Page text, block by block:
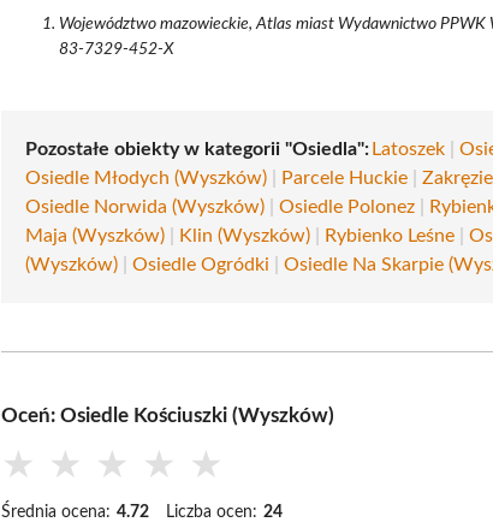
Województwo mazowieckie, Atlas miast Wydawnictwo
83-7329-452-X
Pozostałe obiekty w kategorii "Osiedla":Latoszek |
Osiedle Młodych (Wyszków)
Parcele Huckie |Zakręzie
Osiedle Norwida (Wyszków) |Osiedle Polonez
Maja (Wyszków)
Klin (Wyszków) Rybienko Leśne |
(Wyszków) |Osiedle Ogródki |Osiedle Na Skarpie
Oceń: Osiedle Kościuszki (Wyszków)
★ ★ ★ ★ ★
Średnia ocena: 4.72 Liczba ocen: 24